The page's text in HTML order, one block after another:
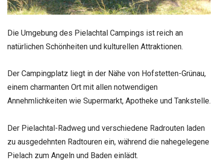
Die Umgebung des Pielachtal Campings ist reich an
natürlichen Schönheiten und kulturellen Attraktionen.
Der Campingplatz liegt in der Nähe von Hofstetten-Grünau,
einem charmanten Ort mit allen notwendigen
Annehmlichkeiten wie Supermarkt, Apotheke und Tankstelle.
Der Pielachtal-Radweg und verschiedene Radrouten laden
zu ausgedehnten Radtouren ein, während die nahegelegene
Pielach zum Angeln und Baden einlädt.